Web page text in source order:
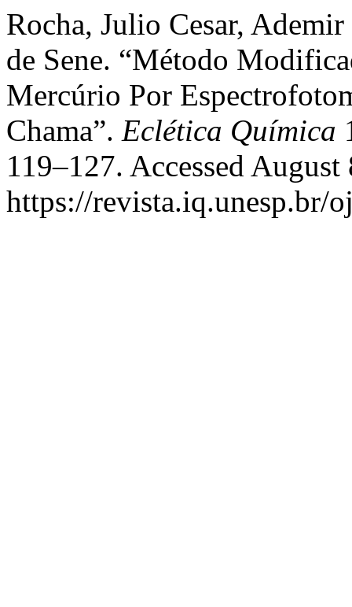
Rocha, Julio Cesar, Ademir
de Sene. “Método
Mercúrio Por
Chama”. Eclética Química
119–127. Accessed August
https://revista.iq.unesp.br/